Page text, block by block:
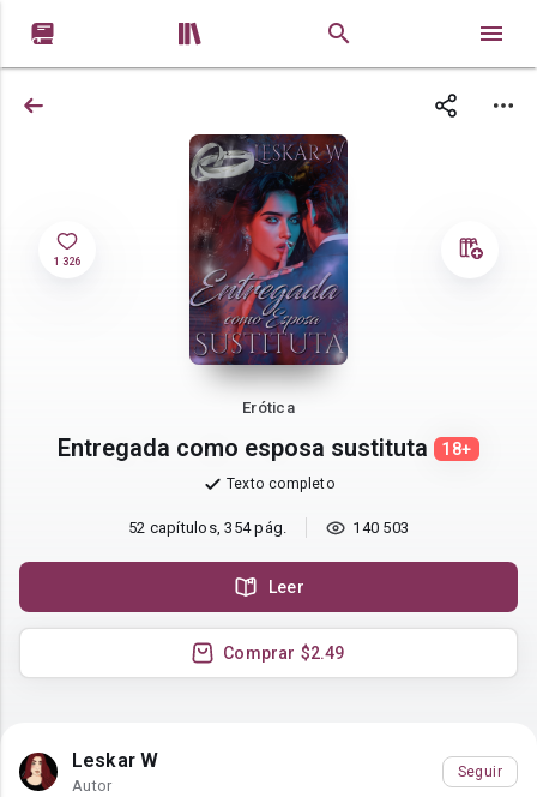
 
1 326
Erótica
Entregada como esposa sustituta 18+
Texto completo
52 capítulos, 354 pág. 140 503
Leer
Comprar $2.49
Leskar W
Autor
Seguir